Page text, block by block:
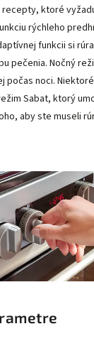
ktoré
rýchleho
funkcii si
pečenia. Nočný
počas noci.
Sabat, ktorý
aby ste museli